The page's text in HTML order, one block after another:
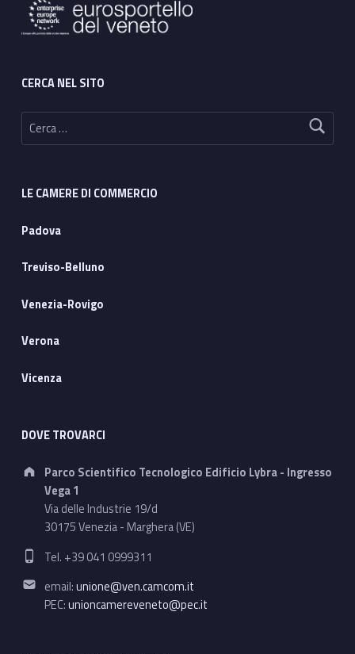
CERCA NEL SITO
Ricerca per:
LE CAMERE DI COMMERCIO
Padova
Treviso-Belluno
Venezia-Rovigo
Verona
Vicenza
DOVE TROVARCI
Address:
Parco Scientifico Tecnologico Edificio Lybra - Ingresso
Vega 1
Via delle Industrie 19/d
30175 Venezia - Marghera (VE)
Phone number:
Tel. +39 041 0999311
Email address:
email:unione@ven.camcom.it
PEC:unioncamereveneto@pec.it